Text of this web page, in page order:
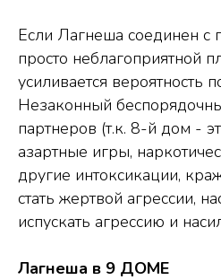
Если Лагнеша соединен с
просто неблагоприятной
усиливается вероятность
Незаконный
партнеров (т.к. 8-й дом -
азартные игры,
другие интоксикации,
стать жертвой агрессии,
испускать агрессию и
Лагнеша в 9 ДОМЕ